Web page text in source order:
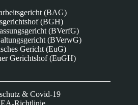
(BAG)
(BGH)
(BVerfG)
(BVerwG)
Gericht (EuG)
Gerichtshof (EuGH)
& Covid-19